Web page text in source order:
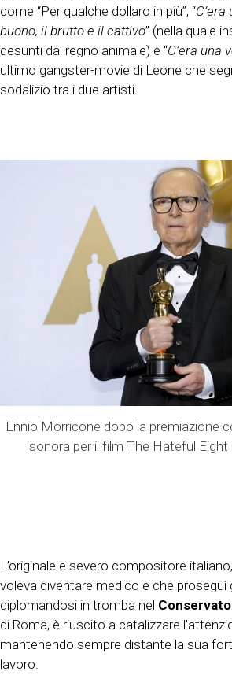
come “Per qualche dollaro in più”, “
buono, il brutto e il cattivo” (nella quale
desunti dal regno animale) e “C’era una
ultimo gangster-movie di Leone che
sodalizio tra i due artisti.
Ennio Morricone dopo la premiazione
sonora per il film The Hateful
L’originale e severo compositore
voleva diventare medico e che proseguì
diplomandosi in tromba nel
di Roma, è riuscito a catalizzare
mantenendo sempre distante la sua
lavoro.